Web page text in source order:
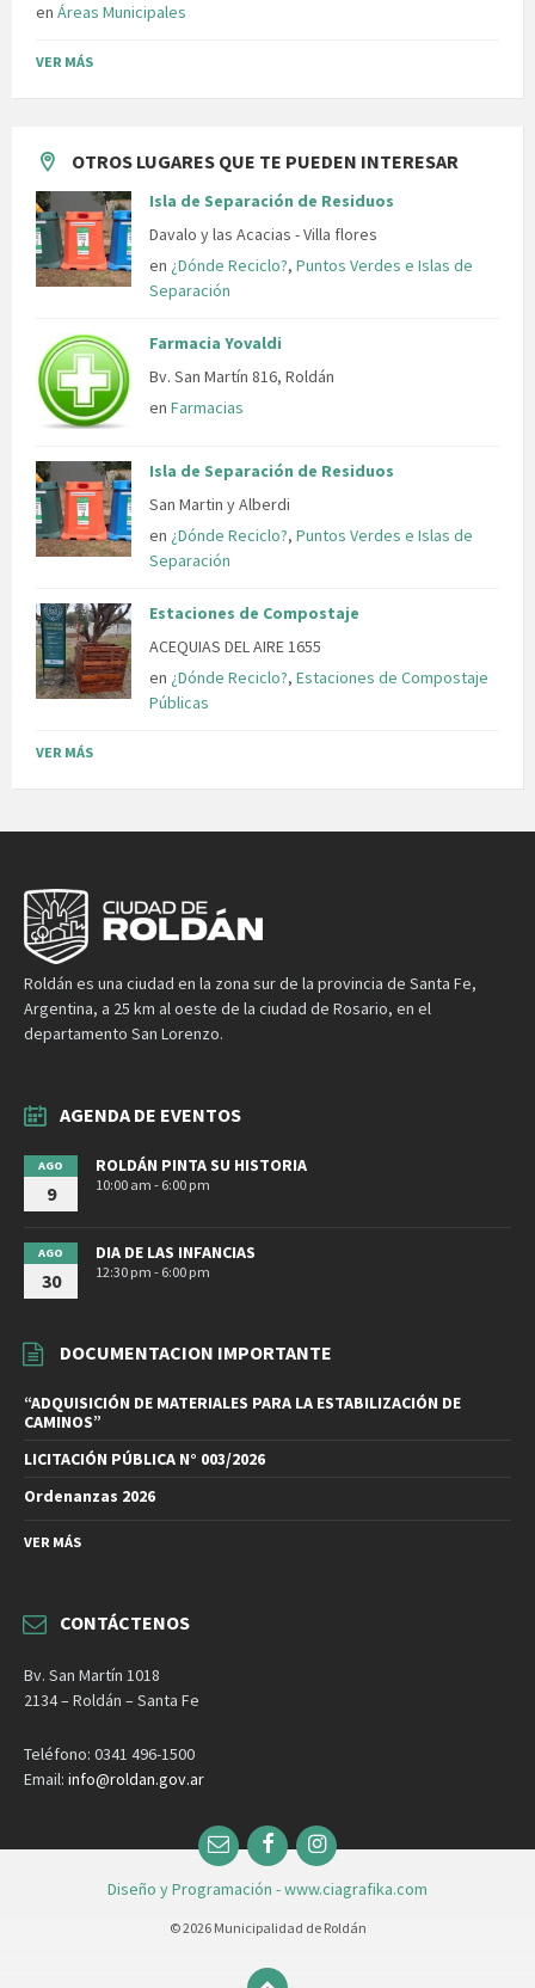
en Áreas Municipales
VER MÁS
OTROS LUGARES QUE TE PUEDEN INTERESAR
Isla de Separación de Residuos
Davalo y las Acacias - Villa flores
en ¿Dónde Reciclo?, Puntos Verdes e Islas de
Separación
Farmacia Yovaldi
Bv. San Martín 816, Roldán
en Farmacias
Isla de Separación de Residuos
San Martin y Alberdi
en ¿Dónde Reciclo?, Puntos Verdes e Islas de
Separación
Estaciones de Compostaje
ACEQUIAS DEL AIRE 1655
en ¿Dónde Reciclo?, Estaciones de Compostaje
Públicas
VER MÁS
Roldán es una ciudad en la zona sur de la provincia de Santa Fe,
Argentina, a 25 km al oeste de la ciudad de Rosario, en el
departamento San Lorenzo.
AGENDA DE EVENTOS
AGO
9
ROLDÁN PINTA SU HISTORIA
10:00 am - 6:00 pm
AGO
30
DIA DE LAS INFANCIAS
12:30 pm - 6:00 pm
DOCUMENTACION IMPORTANTE
“ADQUISICIÓN DE MATERIALES PARA LA ESTABILIZACIÓN DE
CAMINOS”
LICITACIÓN PÚBLICA N° 003/2026
Ordenanzas 2026
VER MÁS
CONTÁCTENOS
Bv. San Martín 1018
2134 – Roldán – Santa Fe
Teléfono: 0341 496-1500
Email: info@roldan.gov.ar
EmailFacebookInstagram
Diseño y Programación - www.ciagrafika.com
© 2026 Municipalidad de Roldán